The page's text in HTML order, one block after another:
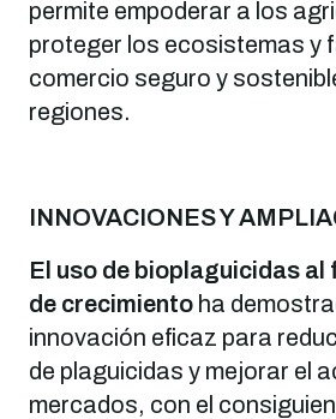
permite empoderar a los
proteger los ecosistemas y
comercio seguro y
regiones.
INNOVACIONES Y
El uso de bioplaguicidas al
de crecimiento ha
innovación eficaz para
de plaguicidas y mejorar el
mercados, con el